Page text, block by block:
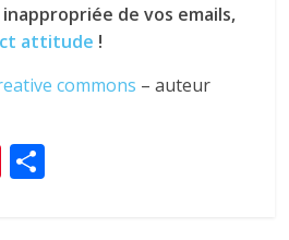
de vos emails,
attitude !
commons – auteur
Pi